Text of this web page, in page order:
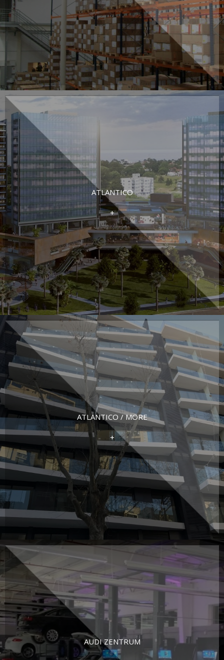
ATLANTICO
+
ATLANTICO / MORE
+
AUDI ZENTRUM